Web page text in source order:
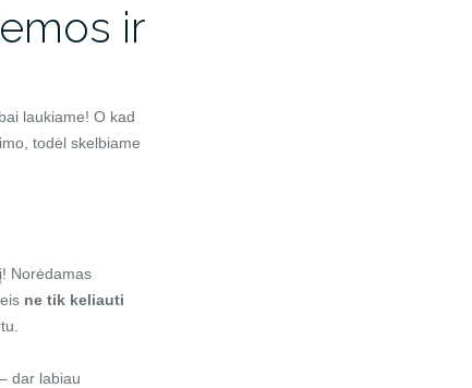
ir
laukiame! O kad
todėl skelbiame
Norėdamas
ne tik keliauti
dar labiau